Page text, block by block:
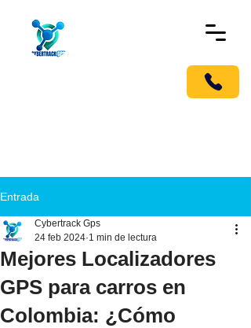
Entrada
Mejores Localizadores
GPS para carros en
Colombia: ¿Cómo
Cybertrack Gps
24 feb 2024 1 min de lectura